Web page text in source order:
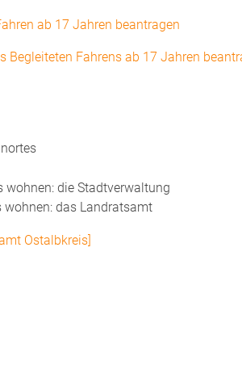
ab 17 Jahren beantragen
Begleiteten Fahrens ab 17 Jahren
wohnen: die Stadtverwaltung
wohnen: das Landratsamt
Ostalbkreis]